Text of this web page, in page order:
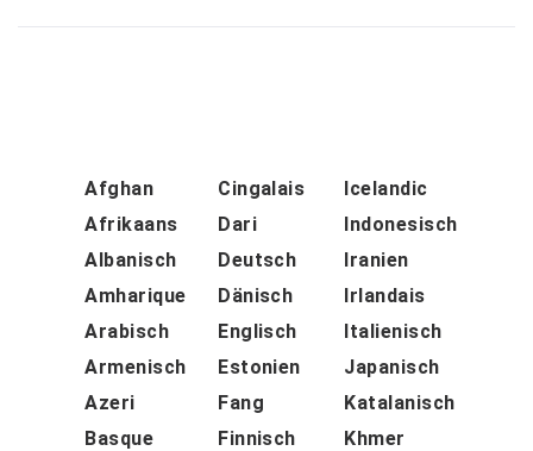
Afghan
Afrikaans
Albanisch
Amharique
Arabisch
Armenisch
Azeri
Basque
Cingalais
Dari
Deutsch
Dänisch
Englisch
Estonien
Fang
Finnisch
Icelandic
Indonesisch
Iranien
Irlandais
Italienisch
Japanisch
Katalanisch
Khmer